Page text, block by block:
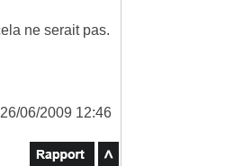
ne serait pas.
06/2009 12:46